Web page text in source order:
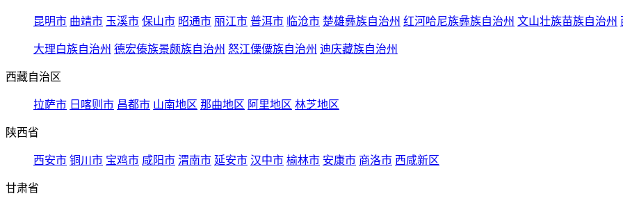
昆明市 曲靖市 玉溪市 保山市 昭通市 丽江市 普洱市 临沧市 楚雄彝族自治州 红河哈尼族彝族自治州 文山壮族苗族自治州
大理白族自治州 德宏傣族景颇族自治州 怒江傈僳族自治州 迪庆藏族自治州
西藏自治区
拉萨市 日喀则市 昌都市 山南地区 那曲地区 阿里地区 林芝地区
陕西省
西安市 铜川市 宝鸡市 咸阳市 渭南市 延安市 汉中市 榆林市 安康市 商洛市 西咸新区
甘肃省